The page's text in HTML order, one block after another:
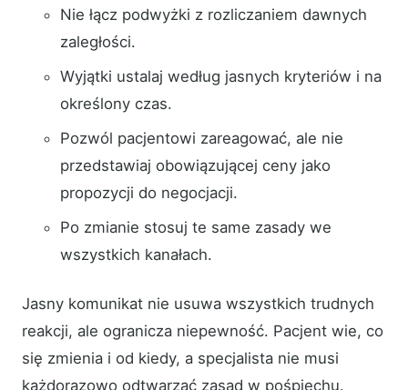
Nie łącz podwyżki z rozliczaniem dawnych
zaległości.
Wyjątki ustalaj według jasnych kryteriów i na
określony czas.
Pozwól pacjentowi zareagować, ale nie
przedstawiaj obowiązującej ceny jako
propozycji do negocjacji.
Po zmianie stosuj te same zasady we
wszystkich kanałach.
Jasny komunikat nie usuwa wszystkich trudnych
reakcji, ale ogranicza niepewność. Pacjent wie, co
się zmienia i od kiedy, a specjalista nie musi
każdorazowo odtwarzać zasad w pośpiechu.